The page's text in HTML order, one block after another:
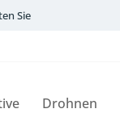
Sie
Drohnen